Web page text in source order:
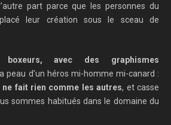
part parce que les personnes du
leur création sous le sceau de
avec des graphismes
peau d’un héros mi-homme mi-canard :
ne fait rien comme les autres, et casse
sommes habitués dans le domaine du